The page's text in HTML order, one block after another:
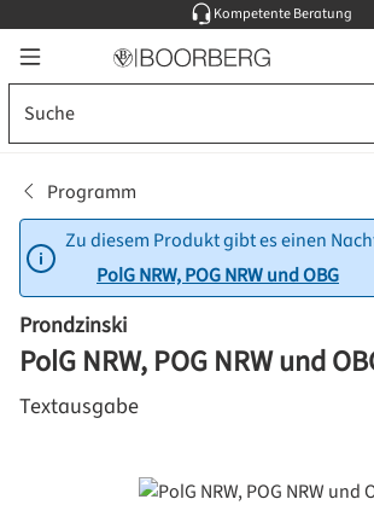
Zum Hauptinhalt springen
Kompetente Beratung
Programm
Zu diesem Produkt gibt es einen
PolG NRW, POG NRW und OBG
Prondzinski
PolG NRW, POG NRW und
Textausgabe
Bildergalerie überspringen